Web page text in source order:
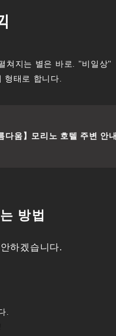
쳐지는 별은 바로. "비일상"
형태로 합니다.
다움】모리노 호텔 주변 안내
방법
하겠습니다.
.